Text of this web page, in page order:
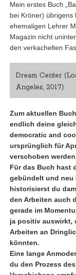
Mein erstes Buch
bei Kröner) übrigens
ehemaligen Lehrer
Magazin nicht
den verkachelten
Dream Center
Angeles, 2017)
Zum aktuellen
endlich deine
democratic and
ursprünglich für
verschoben
Für das Buch hast
gebündelt und neu
historisierst du
den Arbeiten auch
gerade im
ja positiv auswirkt,
Arbeiten an
könnten.
Eine lange
du den Prozess